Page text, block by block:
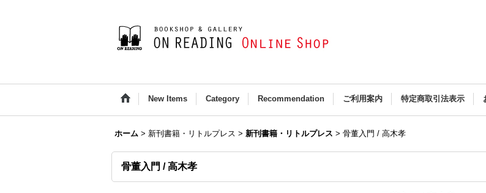
New Items Category Recommendation ご利用案内 特定商取引法表示
ホーム > 新刊書籍・リトルプレス > 新刊書籍・リトルプレス > 骨董入門 / 高木孝
骨董入門 / 高木孝